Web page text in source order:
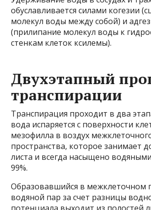
обуславливается силами когезии
молекул воды между собой) и
(прилипание молекул воды к
стенкам клеток ксилемы).
Двухэтапный
транспирации
Транспирация проходит в два
вода испаряется с поверхности
мезофилла в воздух
пространства, которое занимает
листа и всегда насыщено
99%.
Образовавшийся в межклеточном
водяной пар за счет разницы